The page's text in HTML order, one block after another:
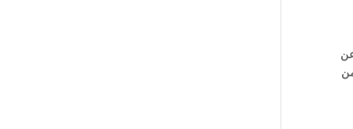
و تبعد عن
من